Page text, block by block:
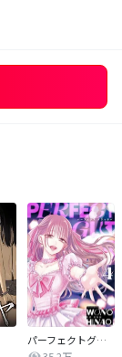
パーフェクトグリッター